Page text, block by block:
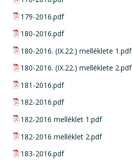
pdf csatolmány:
179-2016.pdf
pdf csatolmány:
180-2016.pdf
pdf csatolmány:
180-2016. (IX.22.) melléklete 1.pdf
pdf csatolmány:
180-2016. (IX.22.) melléklete 2.pdf
pdf csatolmány:
181-2016.pdf
pdf csatolmány:
182-2016.pdf
pdf csatolmány:
182-2016 melléklet 1.pdf
pdf csatolmány:
182-2016 melléklet 2.pdf
pdf csatolmány:
183-2016.pdf